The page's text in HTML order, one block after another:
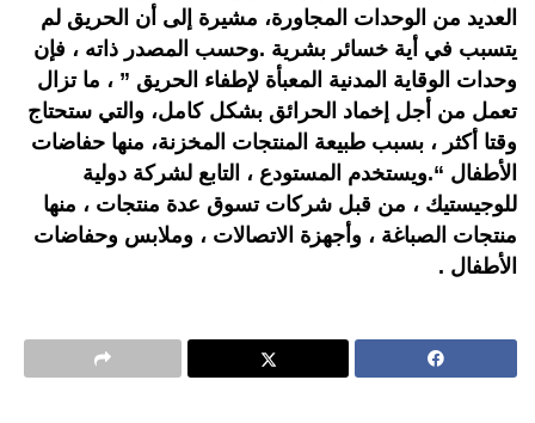
العديد من الوحدات المجاورة، مشيرة إلى أن الحريق لم
يتسبب في أية خسائر بشرية .وحسب المصدر ذاته ، فإن
وحدات الوقاية المدنية المعبأة لإطفاء الحريق ” ، ما تزال
تعمل من أجل إخماد الحرائق بشكل كامل، والتي ستحتاج
وقتا أكثر ، بسبب طبيعة المنتجات المخزنة، منها حفاضات
الأطفال “.ويستخدم المستودع ، التابع لشركة دولية
للوجيستيك ، من قبل شركات تسوق عدة منتجات ، منها
منتجات الصباغة ، وأجهزة الاتصالات ، وملابس وحفاضات
الأطفال .